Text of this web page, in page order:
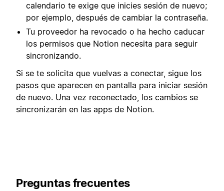
calendario te exige que inicies sesión de nuevo;
por ejemplo, después de cambiar la contraseña.
Tu proveedor ha revocado o ha hecho caducar
los permisos que Notion necesita para seguir
sincronizando.
Si se te solicita que vuelvas a conectar, sigue los
pasos que aparecen en pantalla para iniciar sesión
de nuevo. Una vez reconectado, los cambios se
sincronizarán en las apps de Notion.
Preguntas frecuentes